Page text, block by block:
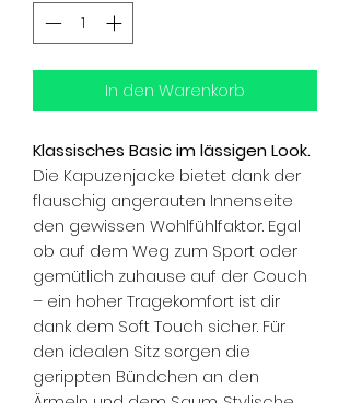
In den Warenkorb
Klassisches Basic im lässigen Look.
Die Kapuzenjacke bietet dank der
flauschig angerauten Innenseite
den gewissen Wohlfühlfaktor. Egal
ob auf dem Weg zum Sport oder
gemütlich zuhause auf der Couch
– ein hoher Tragekomfort ist dir
dank dem Soft Touch sicher. Für
den idealen Sitz sorgen die
gerippten Bündchen an den